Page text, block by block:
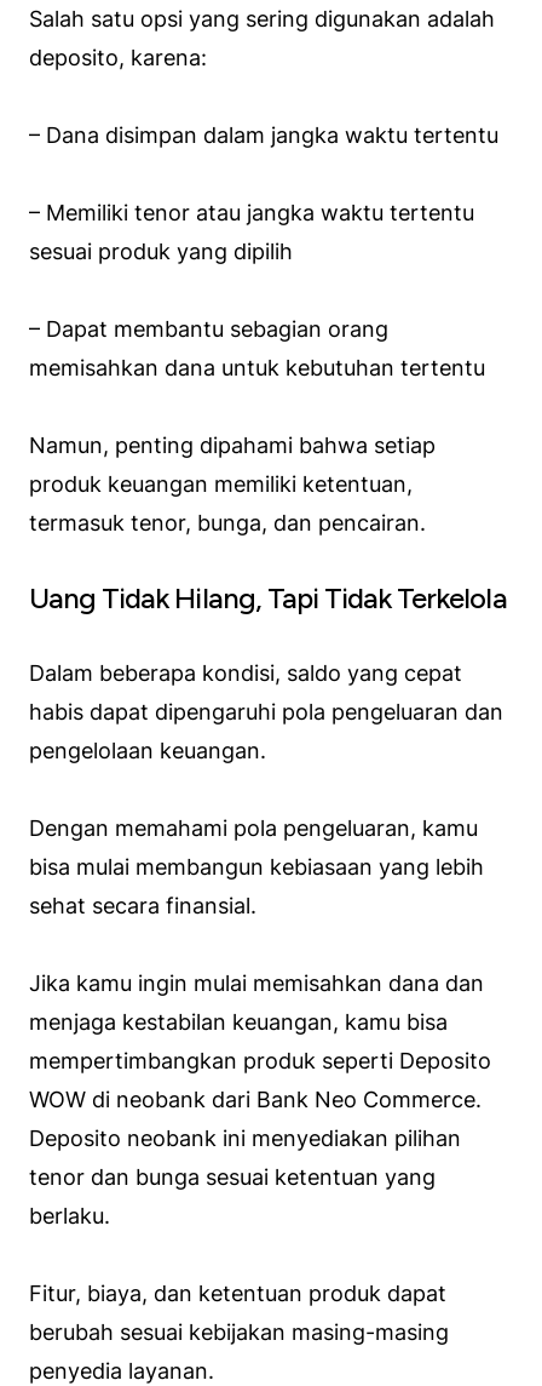
Salah satu opsi yang sering digunakan adalah
deposito, karena:
– Dana disimpan dalam jangka waktu tertentu
– Memiliki tenor atau jangka waktu tertentu
sesuai produk yang dipilih
– Dapat membantu sebagian orang
memisahkan dana untuk kebutuhan tertentu
Namun, penting dipahami bahwa setiap
produk keuangan memiliki ketentuan,
termasuk tenor, bunga, dan pencairan.
Uang Tidak Hilang, Tapi Tidak Terkelola
Dalam beberapa kondisi, saldo yang cepat
habis dapat dipengaruhi pola pengeluaran dan
pengelolaan keuangan.
Dengan memahami pola pengeluaran, kamu
bisa mulai membangun kebiasaan yang lebih
sehat secara finansial.
Jika kamu ingin mulai memisahkan dana dan
menjaga kestabilan keuangan, kamu bisa
mempertimbangkan produk seperti Deposito
WOW di neobank dari Bank Neo Commerce.
Deposito neobank ini menyediakan pilihan
tenor dan bunga sesuai ketentuan yang
berlaku.
Fitur, biaya, dan ketentuan produk dapat
berubah sesuai kebijakan masing-masing
penyedia layanan.